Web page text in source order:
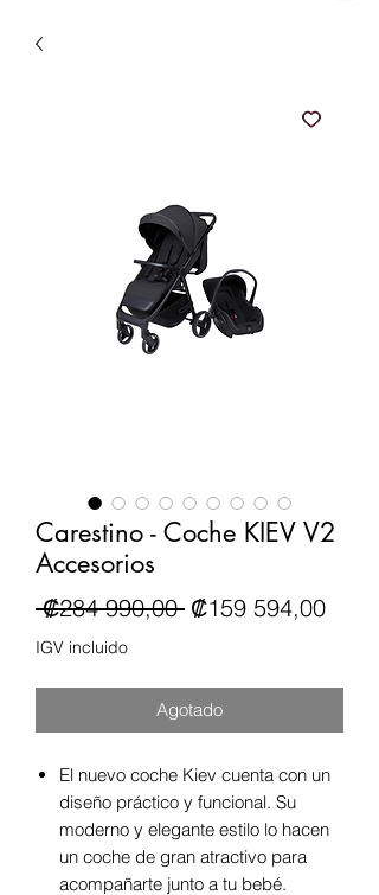
Carestino - Coche KIEV V2
Accesorios
₡284 990,00 Precio
₡159 594,00
IGV incluido
Agotado
El nuevo coche Kiev cuenta con un
diseño práctico y funcional. Su
moderno y elegante estilo lo hacen
un coche de gran atractivo para
acompañarte junto a tu bebé.